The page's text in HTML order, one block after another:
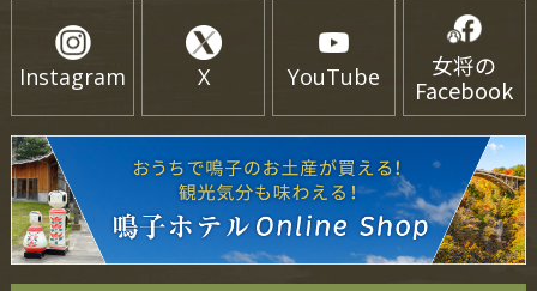
Instagram X YouTube
女将の
Facebook